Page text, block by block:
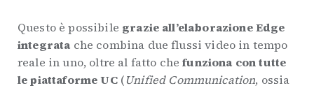
Questo è possibile grazie all’elaborazione Edge
integrata che combina due flussi video in tempo
reale in uno, oltre al fatto chefunziona con tutte
le piattaforme UC(Unified Communication, ossia